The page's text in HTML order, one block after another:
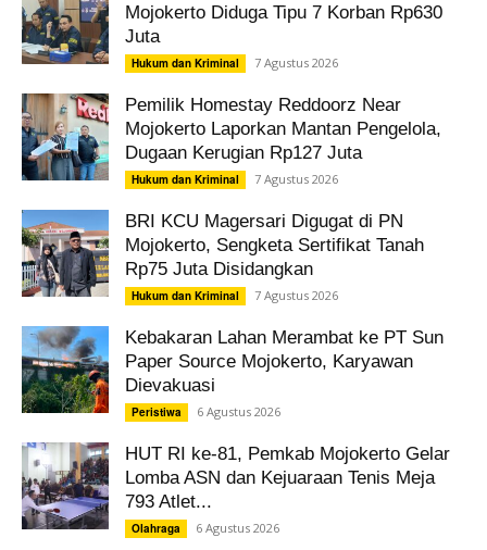
Mojokerto Diduga Tipu 7 Korban Rp630
Juta
Hukum dan Kriminal 7 Agustus 2026
Pemilik Homestay Reddoorz Near
Mojokerto Laporkan Mantan Pengelola,
Dugaan Kerugian Rp127 Juta
Hukum dan Kriminal 7 Agustus 2026
BRI KCU Magersari Digugat di PN
Mojokerto, Sengketa Sertifikat Tanah
Rp75 Juta Disidangkan
Hukum dan Kriminal 7 Agustus 2026
Kebakaran Lahan Merambat ke PT Sun
Paper Source Mojokerto, Karyawan
Dievakuasi
Peristiwa 6 Agustus 2026
HUT RI ke-81, Pemkab Mojokerto Gelar
Lomba ASN dan Kejuaraan Tenis Meja
793 Atlet...
Olahraga 6 Agustus 2026